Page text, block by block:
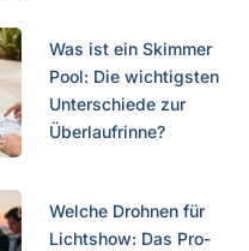
Was ist ein Skimmer
Pool: Die wichtigsten
Unterschiede zur
Überlaufrinne?
Welche Drohnen für
Lichtshow: Das Pro-